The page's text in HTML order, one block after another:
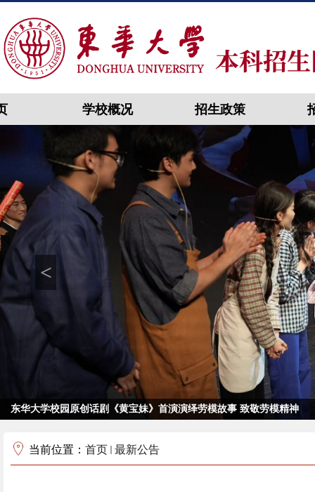
学校概况 招生政策
东华大学校园原创话剧《黄宝妹》首演演绎劳模故事 致敬劳模精神
<
当前位置： 首页 最新公告